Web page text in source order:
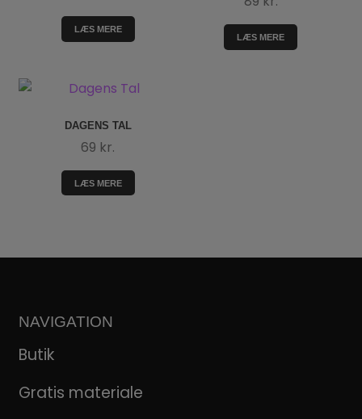
LÆS MERE
LÆS MERE
DAGENS TAL
69 kr.
LÆS MERE
NAVIGATION
Butik
Gratis materiale